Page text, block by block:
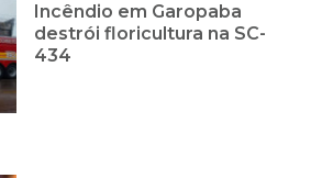
Incêndio em Garopaba
destrói floricultura na SC-
434